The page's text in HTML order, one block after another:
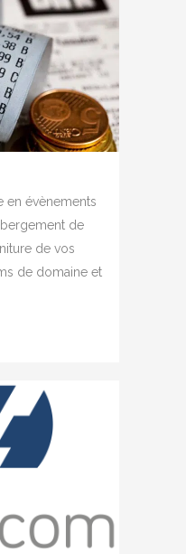
en évènements
de
de vos
de domaine et